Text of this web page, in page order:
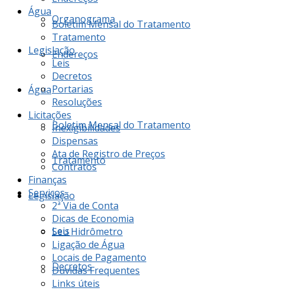
Organograma
Endereços
Água
Boletim Mensal do Tratamento
Tratamento
Legislação
Leis
Decretos
Água
Boletim Mensal do Tratamento
Tratamento
Legislação
Leis
Decretos
Portarias
Resoluções
Licitações
Inexigibilidades
Dispensas
Ata de Registro de Preços
Contratos
Finanças
Serviços
2ª Via de Conta
Dicas de Economia
Seu Hidrômetro
Ligação de Água
Locais de Pagamento
Dúvidas Frequentes
Links úteis